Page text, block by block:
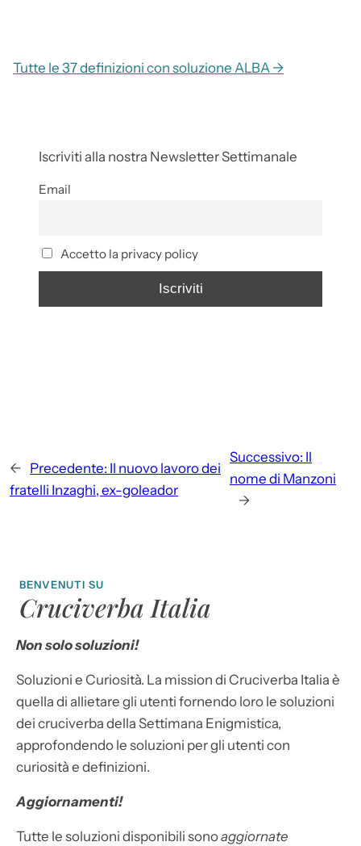
Tutte le 37 definizioni con soluzione ALBA →
Iscriviti alla nostra Newsletter Settimanale
Email
Accetto la privacy policy
← Precedente: Il nuovo lavoro dei
fratelli Inzaghi, ex-goleador
Successivo: Il
nome di Manzoni
→
BENVENUTI SU
Cruciverba Italia
Non solo soluzioni!
Soluzioni e Curiosità. La mission di Cruciverba Italia è
quella di allietare gli utenti fornendo loro le soluzioni
dei cruciverba della Settimana Enigmistica,
approfondendo le soluzioni per gli utenti con
curiosità e definizioni.
Aggiornamenti!
Tutte le soluzioni disponibili sonoaggiornate